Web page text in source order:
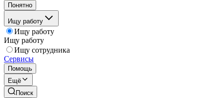
Понятно
Ищу работу
Ищу работу
Ищу работу
Ищу сотрудника
Сервисы
Помощь
Ещё
Поиск